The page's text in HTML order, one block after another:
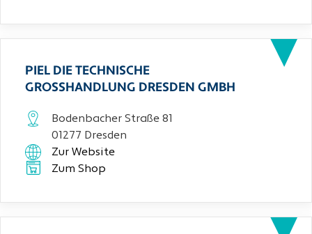
PIEL DIE TECHNISCHE
GROSSHANDLUNG DRESDEN GMBH
Bodenbacher Straße 81
01277 Dresden
Zur Website
Zum Shop